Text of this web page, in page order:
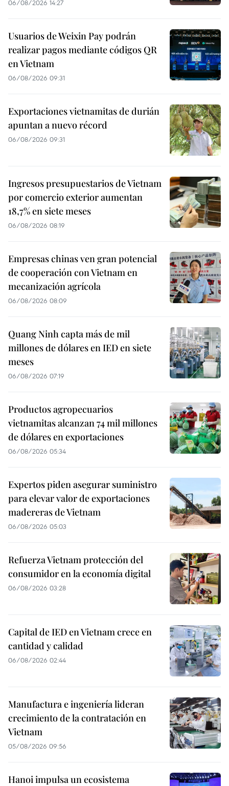
06/08/2026 14:27
Usuarios de Weixin Pay podrán
realizar pagos mediante códigos QR
en Vietnam
06/08/2026 09:31
Exportaciones vietnamitas de durián
apuntan a nuevo récord
06/08/2026 09:31
Ingresos presupuestarios de Vietnam
por comercio exterior aumentan
18,7% en siete meses
06/08/2026 08:19
Empresas chinas ven gran potencial
de cooperación con Vietnam en
mecanización agrícola
06/08/2026 08:09
Quang Ninh capta más de mil
millones de dólares en IED en siete
meses
06/08/2026 07:19
Productos agropecuarios
vietnamitas alcanzan 74 mil millones
de dólares en exportaciones
06/08/2026 05:34
Expertos piden asegurar suministro
para elevar valor de exportaciones
madereras de Vietnam
06/08/2026 05:03
Refuerza Vietnam protección del
consumidor en la economía digital
06/08/2026 03:28
Capital de IED en Vietnam crece en
cantidad y calidad
06/08/2026 02:44
Manufactura e ingeniería lideran
crecimiento de la contratación en
Vietnam
05/08/2026 09:56
Hanoi impulsa un ecosistema